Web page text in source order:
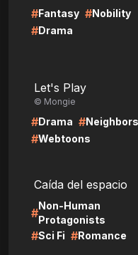
#Fantasy #Nobility
#Drama
Let's Play
© Mongie
#Drama #Neighbors
#Webtoons
Caída del espacio
#
Non-Human
Protagonists
#Sci Fi #Romance